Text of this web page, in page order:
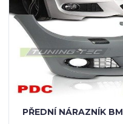
PŘEDNÍ NÁRAZNÍK